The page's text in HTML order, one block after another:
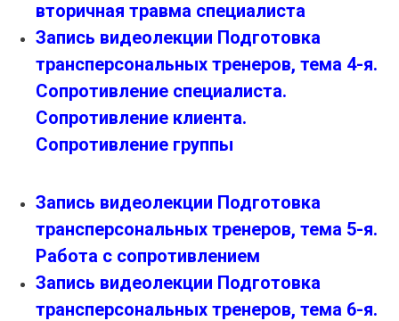
вторичная травма специалиста
Запись видеолекции Подготовка
трансперсональных тренеров, тема 4-я.
Сопротивление специалиста.
Сопротивление клиента.
Сопротивление группы
Запись видеолекции Подготовка
трансперсональных тренеров, тема 5-я.
Работа с сопротивлением
Запись видеолекции Подготовка
трансперсональных тренеров, тема 6-я.